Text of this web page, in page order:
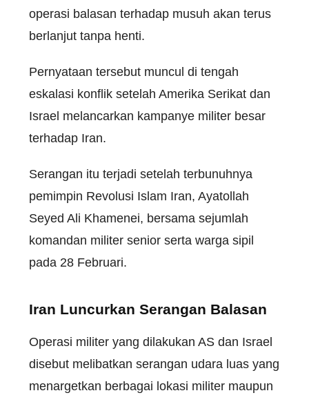
operasi balasan terhadap musuh akan terus
berlanjut tanpa henti.
Pernyataan tersebut muncul di tengah
eskalasi konflik setelah Amerika Serikat dan
Israel melancarkan kampanye militer besar
terhadap Iran.
Serangan itu terjadi setelah terbunuhnya
pemimpin Revolusi Islam Iran, Ayatollah
Seyed Ali Khamenei, bersama sejumlah
komandan militer senior serta warga sipil
pada 28 Februari.
Iran Luncurkan Serangan Balasan
Operasi militer yang dilakukan AS dan Israel
disebut melibatkan serangan udara luas yang
menargetkan berbagai lokasi militer maupun